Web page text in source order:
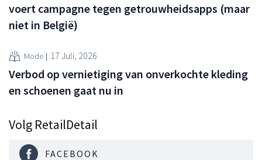
voert campagne tegen getrouwheidsapps (maar
niet in België)
Mode 17 Juli, 2026
Verbod op vernietiging van onverkochte kleding
en schoenen gaat nu in
Volg RetailDetail
FACEBOOK